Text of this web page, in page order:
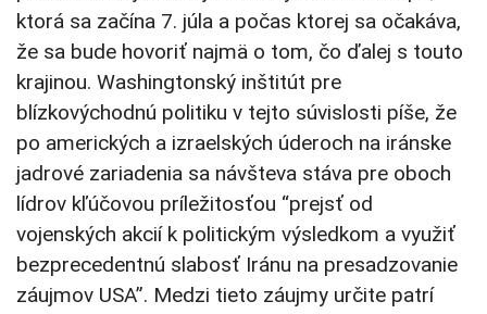
ktorá sa začína 7. júla a počas ktorej sa očakáva,
že sa bude hovoriť najmä o tom, čo ďalej s touto
krajinou. Washingtonský inštitút pre
blízkovýchodnú politiku v tejto súvislosti píše, že
po amerických a izraelských úderoch na iránske
jadrové zariadenia sa návšteva stáva pre oboch
lídrov kľúčovou príležitosťou “prejsť od
vojenských akcií k politickým výsledkom a využiť
bezprecedentnú slabosť Iránu na presadzovanie
záujmov USA”. Medzi tieto záujmy určite patrí